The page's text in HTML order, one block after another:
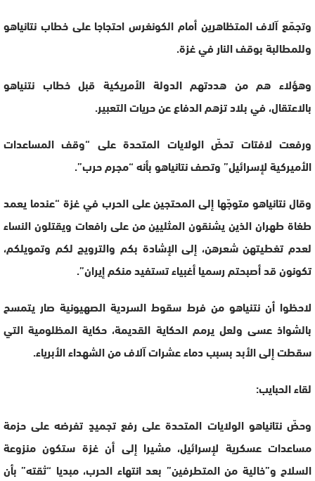
وتجمّع آلاف المتظاهرين أمام الكونغرس احتجاجا على خطاب نتانياهو
وللمطالبة بوقف النار في غزة.
وهؤلاء هم من هددتهم الدولة الأمريكية قبل خطاب نتنياهو
بالاعتقال، في بلاد تزهم الدفاع عن حريات التعبير.
ورفعت لافتات تحضّ الولايات المتحدة على “وقف المساعدات
الأميركية لإسرائيل” وتصف نتانياهو بأنه “مجرم حرب”.
وقال نتانياهو متوجّها إلى المحتجين على الحرب في غزة “عندما يعمد
طغاة طهران الذين يشنقون المثليين من على رافعات ويقتلون النساء
لعدم تغطيتهن شعرهن، إلى الإشادة بكم والترويج لكم وتمويلكم،
تكونون قد أصبحتم رسميا أغبياء تستفيد منكم إيران”.
لاحظوا أن نتنياهو من فرط سقوط السردية الصهيونية صار يتمسح
بالشواذ عسى ولعل يرمم الحكاية القديمة، حكاية المظلومية التي
سقطت إلى الأبد بسبب دماء عشرات آلاف من الشهداء الأبرياء.
لقاء الحبايب:
وحضّ نتانياهو الولايات المتحدة على رفع تجميدٍ تفرضه على حزمة
مساعدات عسكرية لإسرائيل، مشيرا إلى أن غزة ستكون منزوعة
السلاح و”خالية من المتطرفين” بعد انتهاء الحرب، مبديا “ثقته” بأن